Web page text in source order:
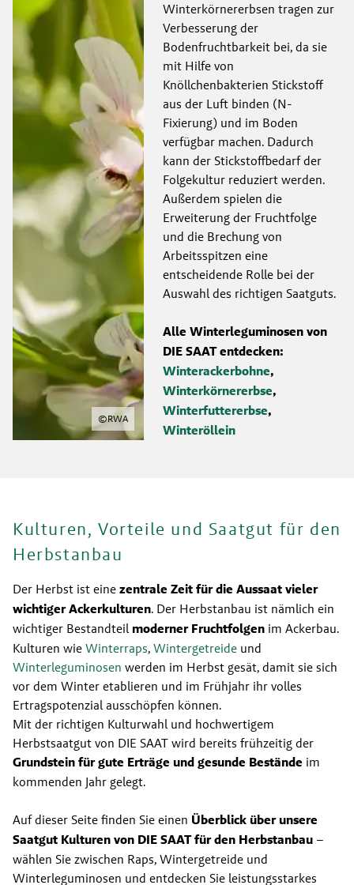
Winterkörnererbsen tragen zur
Verbesserung der
Bodenfruchtbarkeit bei, da sie
mit Hilfe von
Knöllchenbakterien Stickstoff
aus der Luft binden (N-
Fixierung) und im Boden
verfügbar machen. Dadurch
kann der Stickstoffbedarf der
Folgekultur reduziert werden.
Außerdem spielen die
Erweiterung der Fruchtfolge
und die Brechung von
Arbeitsspitzen eine
entscheidende Rolle bei der
Auswahl des richtigen Saatguts.
Alle Winterleguminosen von
DIE SAAT entdecken:
Winterackerbohne
Winterkörnererbse
Winterfuttererbse
Winteröllein
©RWA
Kulturen, Vorteile und Saatgut für den
Herbstanbau
Der Herbst ist eine zentrale Zeit für die Aussaat vieler
wichtiger Ackerkulturen. Der Herbstanbau ist nämlich ein
wichtiger Bestandteil moderner Fruchtfolgen im Ackerbau.
Kulturen wie Winterraps, Wintergetreide und
Winterleguminosen werden im Herbst gesät, damit sie sich
vor dem Winter etablieren und im Frühjahr ihr volles
Ertragspotenzial ausschöpfen können.
Mit der richtigen Kulturwahl und hochwertigem
Grundstein für gute Erträge und gesunde Bestände im
kommenden Jahr gelegt.
Auf dieser Seite finden Sie einen Überblick über unsere
Saatgut Kulturen von DIE SAAT für den Herbstanbau –
wählen Sie zwischen Raps, Wintergetreide und
Winterleguminosen und entdecken Sie leistungsstarkes